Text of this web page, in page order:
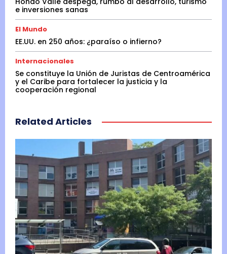
e inversiones sanas
El Mundo
EE.UU. en 250 años: ¿paraíso o infierno?
Internacionales
Se constituye la Unión de Juristas de Centroamérica
y el Caribe para fortalecer la justicia y la
cooperación regional
Related Articles